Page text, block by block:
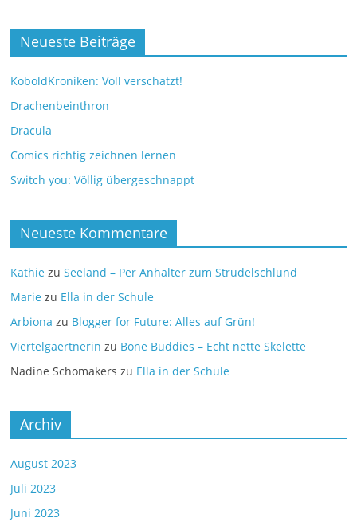
Neueste Beiträge
KoboldKroniken: Voll verschatzt!
Drachenbeinthron
Dracula
Comics richtig zeichnen lernen
Switch you: Völlig übergeschnappt
Neueste Kommentare
Kathie zuSeeland – Per Anhalter zum Strudelschlund
Marie zu Ella in der Schule
Arbiona zu Blogger for Future: Alles auf Grün!
Viertelgaertnerin zu Bone Buddies – Echt nette Skelette
Nadine Schomakers zu Ella in der Schule
Archiv
August 2023
Juli 2023
Juni 2023